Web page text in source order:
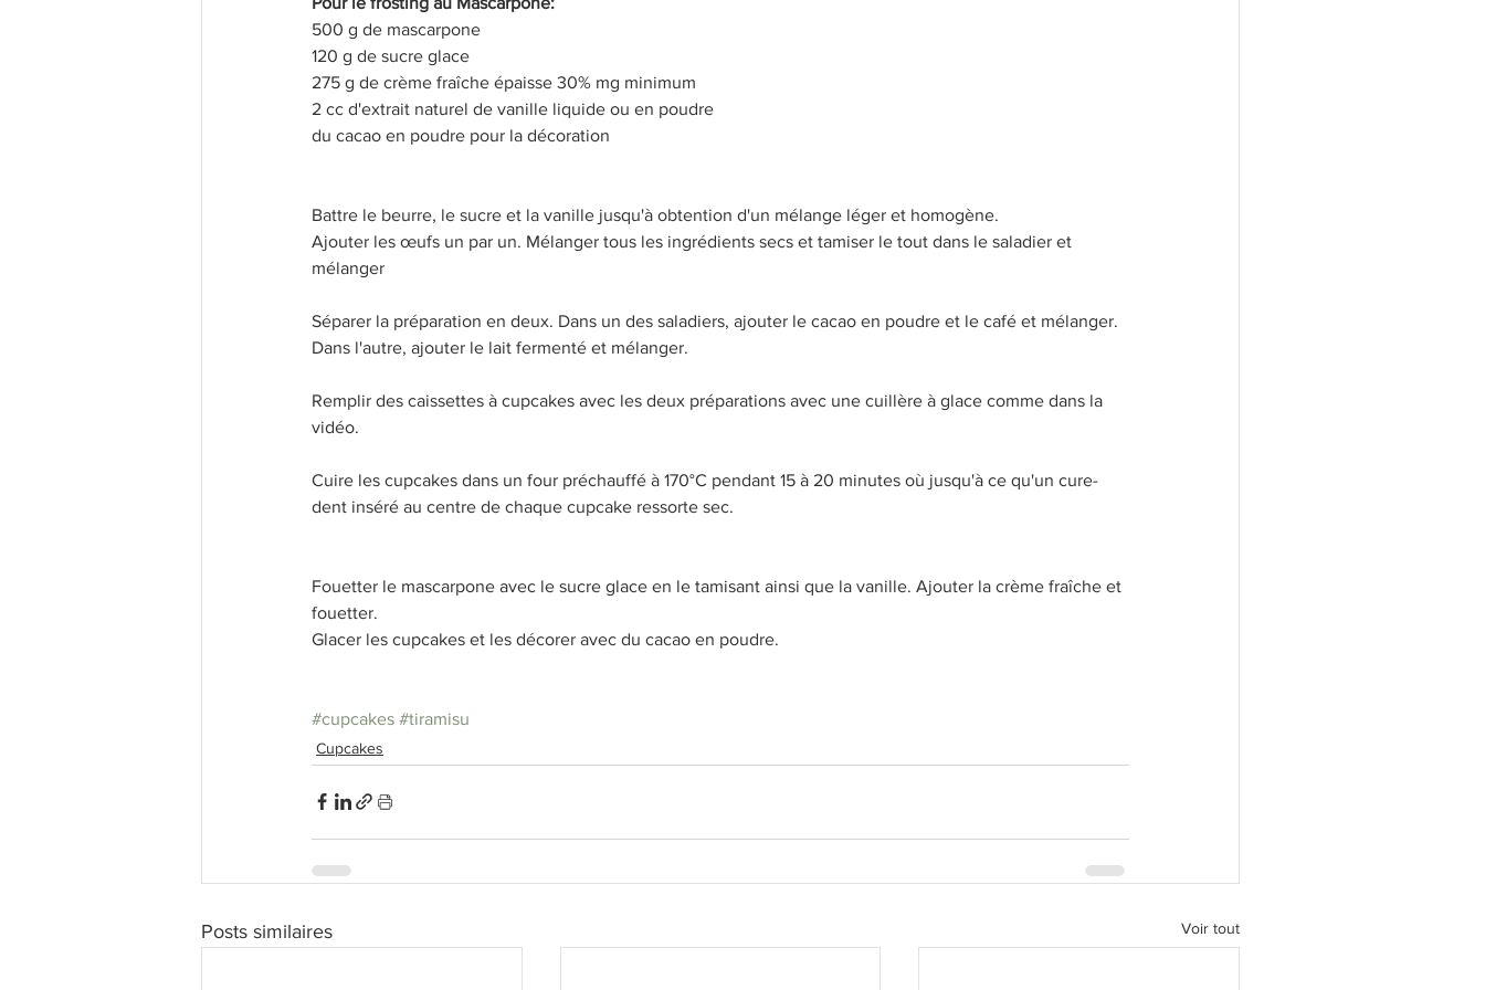
500 g de mascarpone
120 g de sucre glace
275 g de crème fraîche épaisse 30% mg minimum
2 cc d'extrait naturel de vanille liquide ou en poudre
du cacao en poudre pour la décoration
Battre le beurre, le sucre et la vanille jusqu'à obtention d'un mélange léger et homogène.
Ajouter les œufs un par un. Mélanger tous les ingrédients secs et tamiser le tout dans le saladier et
mélanger
Séparer la préparation en deux. Dans un des saladiers, ajouter le cacao en poudre et le café et mélanger.
Dans l'autre, ajouter le lait fermenté et mélanger.
Remplir des caissettes à cupcakes avec les deux préparations avec une cuillère à glace comme dans la
vidéo.
Cuire les cupcakes dans un four préchauffé à 170°C pendant 15 à 20 minutes où jusqu'à ce qu'un cure-
dent inséré au centre de chaque cupcake ressorte sec.
Fouetter le mascarpone avec le sucre glace en le tamisant ainsi que la vanille. Ajouter la crème fraîche et
fouetter.
Glacer les cupcakes et les décorer avec du cacao en poudre.
#cupcakes #tiramisu
Cupcakes
Posts similaires Voir tout